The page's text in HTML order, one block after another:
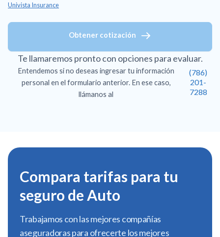
Univista Insurance
Obtener cotización
Te llamaremos pronto con opciones para evaluar.
Entendemos si no deseas ingresar tu información
personal en el formulario anterior. En ese caso,
llámanos al
(786)
201-
7288
Compara tarifas para tu
seguro de Auto
Trabajamos con las mejores compañías
aseguradoras para ofrecerte los mejores